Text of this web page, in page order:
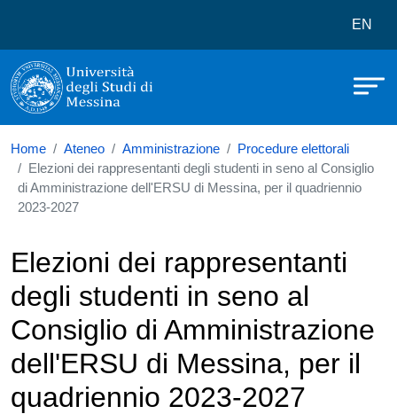
Università degli Studi di Messina
EN
Home Ateneo Amministrazione
Procedure elettorali
Elezioni dei rappresentanti degli studenti in seno al Consiglio
di Amministrazione dell'ERSU di Messina, per il quadriennio
2023-2027
Elezioni dei rappresentanti
degli studenti in seno al
Consiglio di Amministrazione
dell'ERSU di Messina, per il
quadriennio 2023-2027